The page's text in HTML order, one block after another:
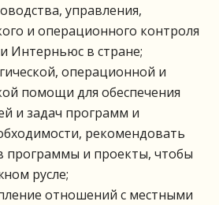
управления,
и операционного контроля
Интерньюс в стране;
операционной и
помощи для обеспечения
и задач программ и
рекомендовать
программы и проекты, чтобы
русле;
отношений с местными